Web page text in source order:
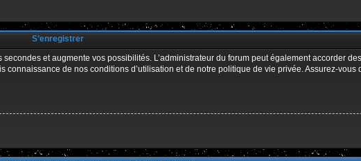
S’enregistrer
et augmente vos possibilités. L’administrateur du forum peut également accorder
de nos conditions d’utilisation et de notre politique de vie privée. Assurez-vous